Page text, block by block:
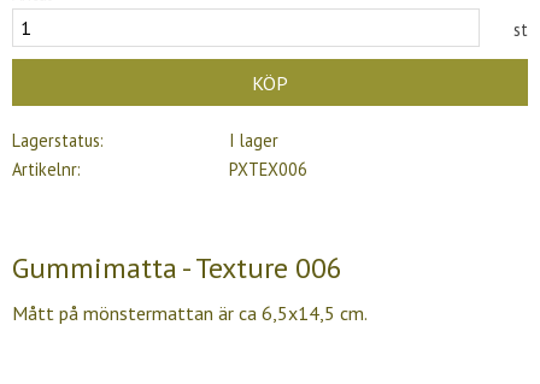
st
KÖP
Lagerstatus
I lager
Artikelnr
PXTEX006
Gummimatta - Texture 006
Mått på mönstermattan är ca 6,5x14,5 cm.